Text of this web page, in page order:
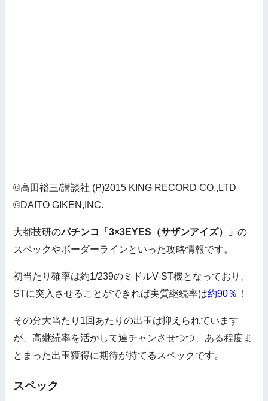
©高田裕三/講談社 (P)2015 KING RECORD CO.,LTD
©DAITO GIKEN,INC.
大都技研のパチンコ「3×3EYES（サザンアイズ）」の
スペックやボーダーラインといった攻略情報です。
初当たり確率は約1/239のミドルV-ST機となっており、
STに突入させることができれば実質継続率は約90％ ！
その分大当たり1回あたりの出玉は抑えられています
が、高継続率を活かして連チャンさせつつ、ある程度ま
とまった出玉獲得に期待が持てるスペックです。
スペック